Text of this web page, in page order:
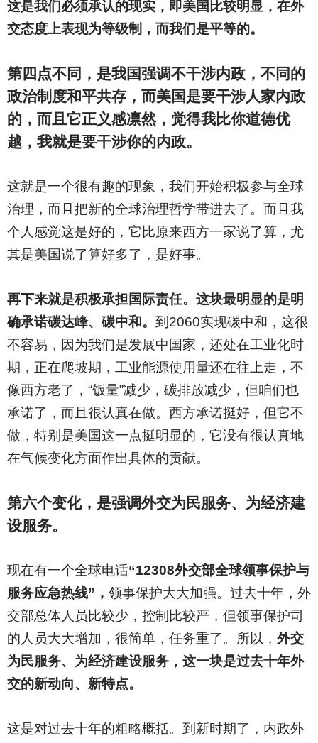
这是我们必须承认的现实，即美国比较明显，在外
交态度上表现为等级制，而我们是平等的。
第四点不同，是我国强调不干涉内政，不同的
政治制度和平共存，而美国是要干涉人家内政
的，而且它正义感凛然，觉得我比你道德优
越，我就是要干涉你的内政。
这就是一个很有趣的现象，我们开始积极参与全球
治理，而且把新的全球治理哲学带进去了。而且我
个人感觉这是好的，它比原来西方一家说了算，尤
其是美国说了算好多了，是好事。
再下来就是积极承担国际责任。这块最明显的是明
确承诺碳达峰、碳中和。 到2060实现碳中和，这很
不容易，因为我们是发展中国家，还处在工业化时
期，正在爬坡期，工业能源使用量还在往上走，不
像西方老了，“饭量”减少，碳排放减少，但咱们也
承诺了，而且很认真在做。西方承诺挺好，但它不
做，特别是美国这一点挺明显的，它没有很认真地
在气候变化方面作出具体的贡献。
第六个变化，是强调外交为民服务、为经济建
设服务。
现在有一个全球电话“12308外交部全球领事保护与
服务应急热线”， 领事保护大大加强。过去十年，外
交部总体人员比较少，控制比较严，但领事保护司
的人员大大增加，很简单，任务重了。所以， 外交
为民服务、为经济建设服务，这一块是过去十年外
交的新动向、新特点。
这是对过去十年的粗略概括。到新时期了，内政外